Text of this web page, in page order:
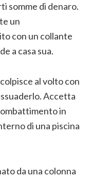
somme di denaro.
un
con un collante
a casa sua.
al volto con
Accetta
in
di una piscina
da una colonna